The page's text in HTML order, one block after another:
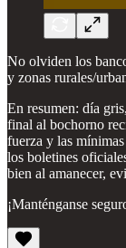
No olviden los
y zonas rurales/
En resumen: día
final al bochorno
fuerza y las
los boletines
bien al amanecer,
¡Manténganse